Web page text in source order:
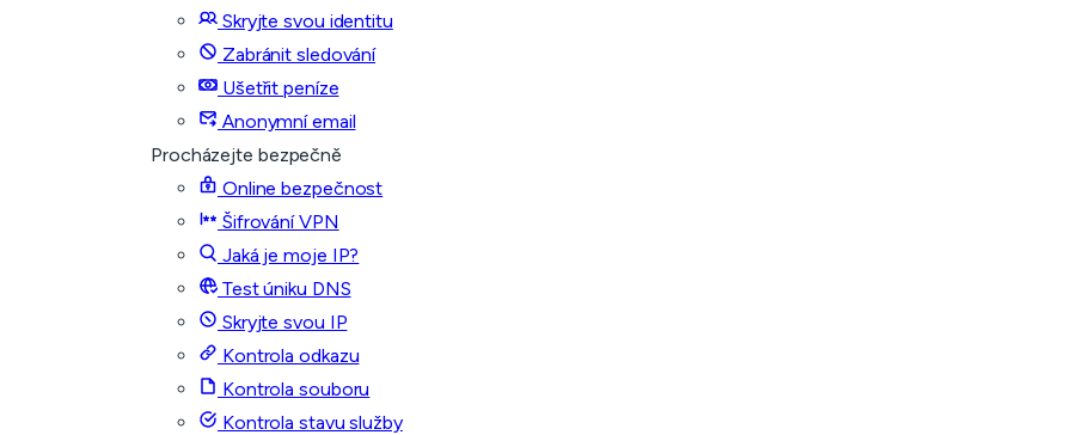
Skryjte svou identitu
Zabránit sledování
Ušetřit peníze
Anonymní email
Procházejte bezpečně
Online bezpečnost
Šifrování VPN
Jaká je moje IP?
Test úniku DNS
Skryjte svou IP
Kontrola odkazu
Kontrola souboru
Kontrola stavu služby